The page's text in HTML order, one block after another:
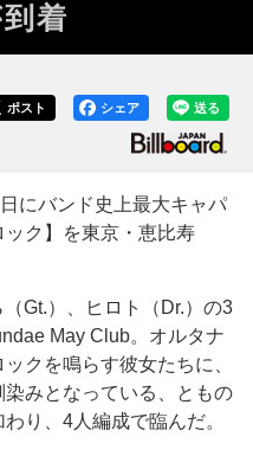
着
送る
シェア
ポスト
にバンド史上最大キャパ
ク】を東京・恵比寿
Gt.）、ヒロト（Dr.）の3
May Club。オルタナ
クを鳴らす彼女たちに、
みとなっている、ともの
り、4人編成で臨んだ。